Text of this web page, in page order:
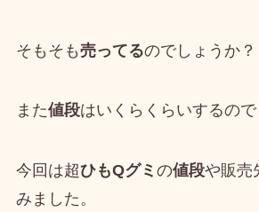
そもそも売ってるのでしょうか？
また値段はいくらくらいするので
今回は超ひもQグミ の値段や販売
みました。